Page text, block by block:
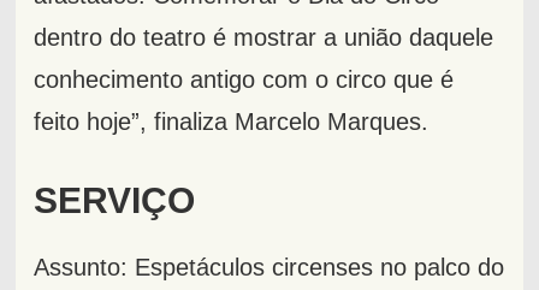
dentro do teatro é mostrar a união daquele
conhecimento antigo com o circo que é
feito hoje”, finaliza Marcelo Marques.
SERVIÇO
Assunto: Espetáculos circenses no palco do